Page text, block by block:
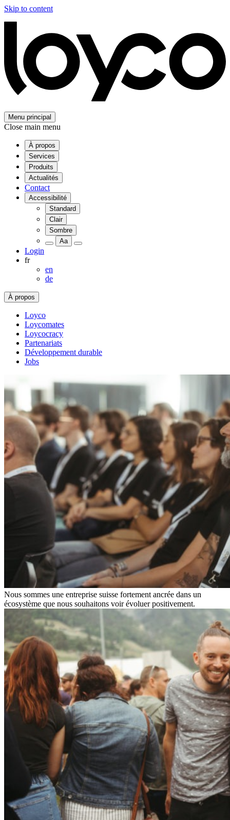
Skip to content
Menu principal
Close main menu
À propos
Services
Produits
Actualités
Contact
Accessibilité
Standard
Clair
Sombre
Aa
Login
fr
en
de
À propos
Loyco
Loycomates
Loycocracy
Partenariats
Développement durable
Jobs
Nous sommes une entreprise suisse fortement ancrée dans un
écosystème que nous souhaitons voir évoluer positivement.